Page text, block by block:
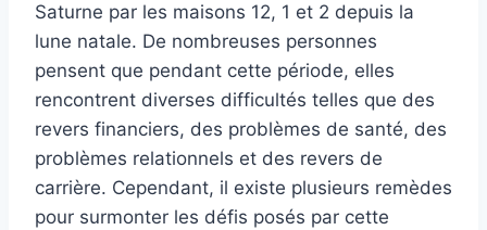
Saturne par les maisons 12, 1 et 2 depuis la
lune natale. De nombreuses personnes
pensent que pendant cette période, elles
rencontrent diverses difficultés telles que des
revers financiers, des problèmes de santé, des
problèmes relationnels et des revers de
carrière. Cependant, il existe plusieurs remèdes
pour surmonter les défis posés par cette